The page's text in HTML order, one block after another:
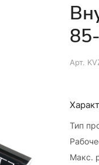
Арт.
Тип
Макс.